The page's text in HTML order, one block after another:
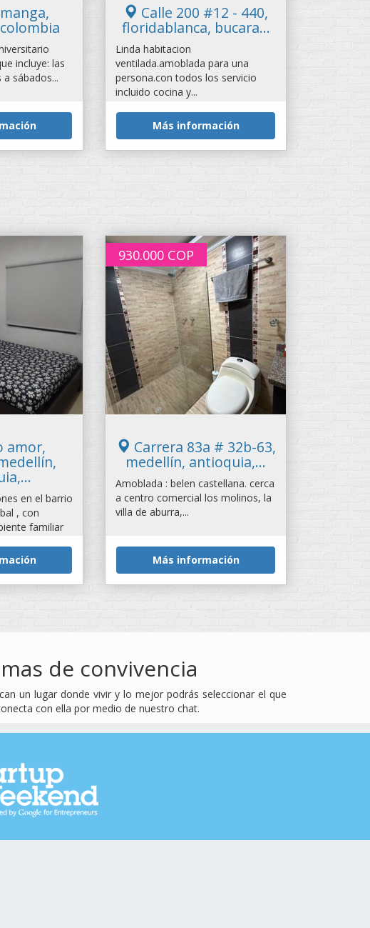
incluye: las
sábados...
Calle 200 #12 - 440,
floridablanca, bucara...
Linda habitacion
ventilada.amoblada para una
persona.con todos los servicio
incluido cocina y...
Más información
amor,
en el barrio
, con
familiar
930.000 COP
Carrera 83a # 32b-63,
medellín, antioquia,...
Amoblada : belen castellana. cerca
a centro comercial los molinos, la
villa de aburra,...
Más información
de convivencia
un lugar donde vivir y lo mejor podrás seleccionar el que
con ella por medio de nuestro chat.